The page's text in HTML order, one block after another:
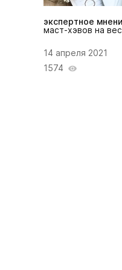
экспертное
маст-хэвов на
14 апреля 2021
1574